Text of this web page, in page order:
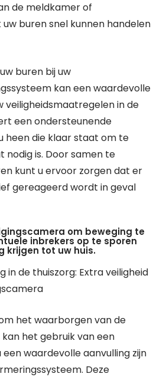
de meldkamer of
buren snel kunnen handelen
buren bij uw
kan een waardevolle
veiligheidsmaatregelen in de
een ondersteunende
heen die klaar staat om te
nodig is. Door samen te
kunt u ervoor zorgen dat er
gereageerd wordt in geval
om beweging te
inbrekers op te sporen
krijgen tot uw huis.
in de thuiszorg: Extra veiligheid
het waarborgen van de
kan het gebruik van een
waardevolle aanvulling zijn
Deze